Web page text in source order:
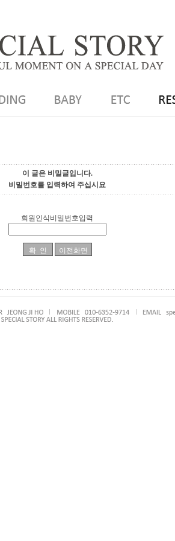
이 글은 비밀글입니다.
비밀번호를 입력하여 주십시요
회원인식비밀번호입력